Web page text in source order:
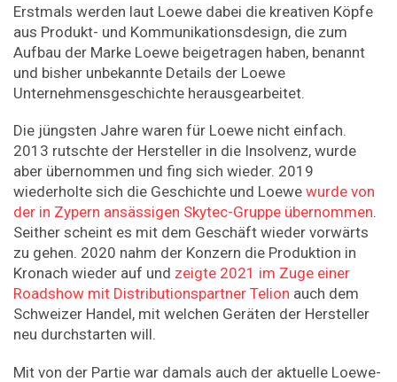
Erstmals werden laut Loewe dabei die kreativen Köpfe
aus Produkt- und Kommunikationsdesign, die zum
Aufbau der Marke Loewe beigetragen haben, benannt
und bisher unbekannte Details der Loewe
Unternehmensgeschichte herausgearbeitet.
Die jüngsten Jahre waren für Loewe nicht einfach.
2013 rutschte der Hersteller in die Insolvenz, wurde
aber übernommen und fing sich wieder. 2019
wiederholte sich die Geschichte und Loewe wurde von
der in Zypern ansässigen Skytec-Gruppe übernommen.
Seither scheint es mit dem Geschäft wieder vorwärts
zu gehen. 2020 nahm der Konzern die Produktion in
Kronach wieder auf und zeigte 2021 im Zuge einer
Roadshow mit Distributionspartner Telion auch dem
Schweizer Handel, mit welchen Geräten der Hersteller
neu durchstarten will.
Mit von der Partie war damals auch der aktuelle Loewe-